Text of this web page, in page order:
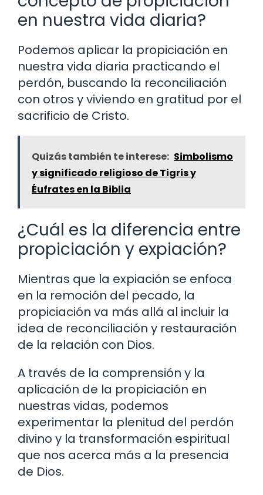
en nuestra vida diaria?
Podemos aplicar la propiciación en
nuestra vida diaria practicando el
perdón, buscando la reconciliación
con otros y viviendo en gratitud por el
sacrificio de Cristo.
Quizás también te interese: Simbolismo
y significado religioso de Tigris y
Éufrates en la Biblia
¿Cuál es la diferencia entre
propiciación y expiación?
Mientras que la expiación se enfoca
en la remoción del pecado, la
propiciación va más allá al incluir la
idea de reconciliación y restauración
de la relación con Dios.
A través de la comprensión y la
aplicación de la propiciación en
nuestras vidas, podemos
experimentar la plenitud del perdón
divino y la transformación espiritual
que nos acerca más a la presencia
de Dios.